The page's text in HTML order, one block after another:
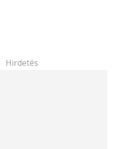
Hirdetés